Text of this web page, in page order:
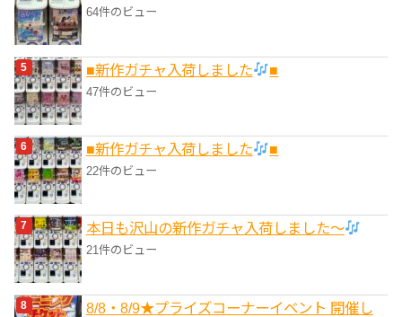
64件のビュー
■新作ガチャ入荷しました ■
47件のビュー
■新作ガチャ入荷しました ■
22件のビュー
本日も沢山の新作ガチャ入荷しました〜
21件のビュー
8/8・8/9★プライズコーナーイベント 開催し